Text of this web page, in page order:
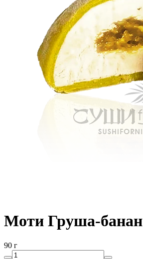
Моти Груша-банан
90 г